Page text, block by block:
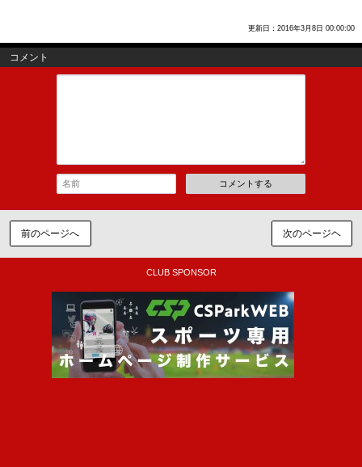
更新日：2016年3月8日 00:00:00
コメント
コメントする
前のページへ 次のページヘ
CLUB SPONSOR